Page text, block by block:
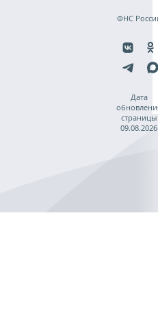
ФНС
Дата
страницы
09.08.2026